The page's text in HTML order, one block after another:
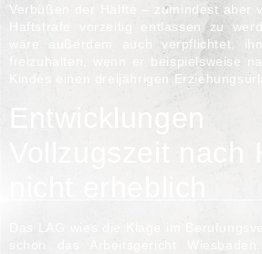
Verbüßen der Hälfte – zumindest aber
Haftstrafe vorzeitig entlassen zu
wäre außerdem auch verpflichtet,
freizuhalten, wenn er beispielsweise
Kindes einen dreijährigen
Vollzugszeit nach
Das LAG wies die Klage im
schon das Arbeitsgericht